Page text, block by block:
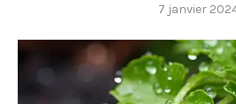
7 janvier